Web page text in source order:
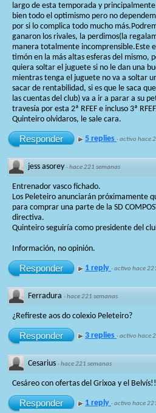
largo de esta temporada y
bien todo el optimismo pero no
por si lo complica todo mucho
ganaron los rivales, la perdimos(la
manera totalmente incomprensible.Este
timón en la más altas esferas del mismo,
quiera soltar el juguete si no le dan una
mientras tenga el juguete no va a soltar
sacar de rentabilidad, si es que le saca
las cuentas del club) va a ir a parar a su
travesía por esta 2ª RFEF e incluso 3ª
Quinteiro olvidaros, le sale cara.
Responder 5 replies ·activo hace
jess asorey ·hace 221 semanas
Entrenador vasco fichado.
Los Peleteiro anunciarán próximamente
para comprar una parte de la SD
directiva.
Quinteiro seguiría como presidente del
Información, no opinión.
Responder 1 reply ·activo hace
Ferradura ·hace 221 semanas
¿Refireste aos do colexio Peleteiro?
Responder 3 replies ·activo hace
Cesarius ·hace 221 semanas
Cesáreo con ofertas del Grixoa y el Belvís!!
Responder 1 reply ·activo hace